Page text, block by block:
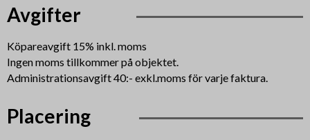
Avgifter
Köpareavgift 15% inkl. moms
Ingen moms tillkommer på objektet.
Administrationsavgift 40:- exkl.moms för varje faktura.
Placering